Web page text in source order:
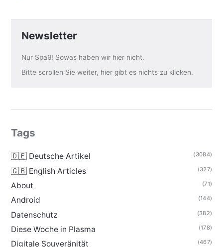
Newsletter
Nur Spaß! Sowas haben wir hier nicht.
Bitte scrollen Sie weiter, hier gibt es nichts zu klicken.
Tags
🇩🇪 Deutsche Artikel (3084)
🇬🇧 English Articles (327)
About (71)
Android (144)
Datenschutz (382)
Diese Woche in Plasma (178)
Digitale Souveränität (467)